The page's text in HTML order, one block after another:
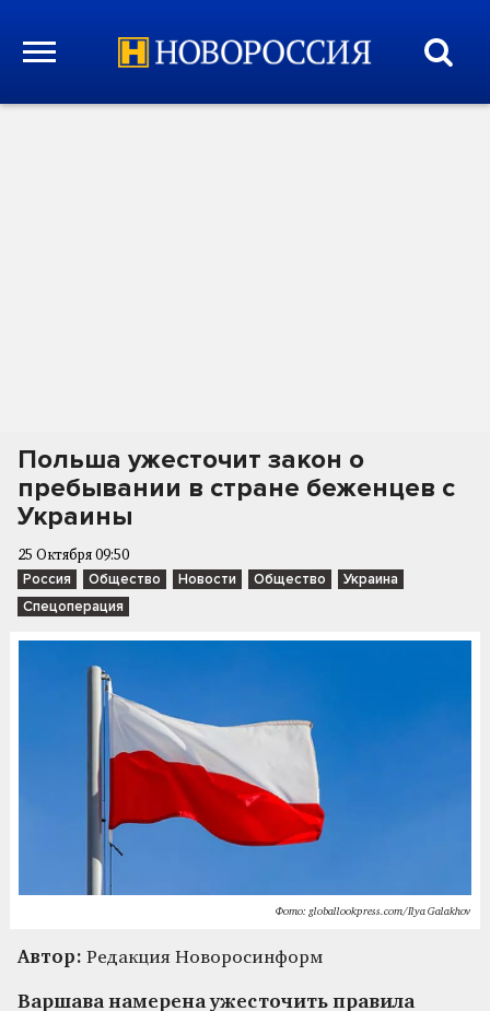
Польша ужесточит закон о
пребывании в стране беженцев с
Украины
25 Октября 09:50
Россия Общество Новости Общество
Украина
Спецоперация
Фото: globallookpress.com/Ilya Galakhov
Автор: Редакция Новоросинформ
Варшава намерена ужесточить правила